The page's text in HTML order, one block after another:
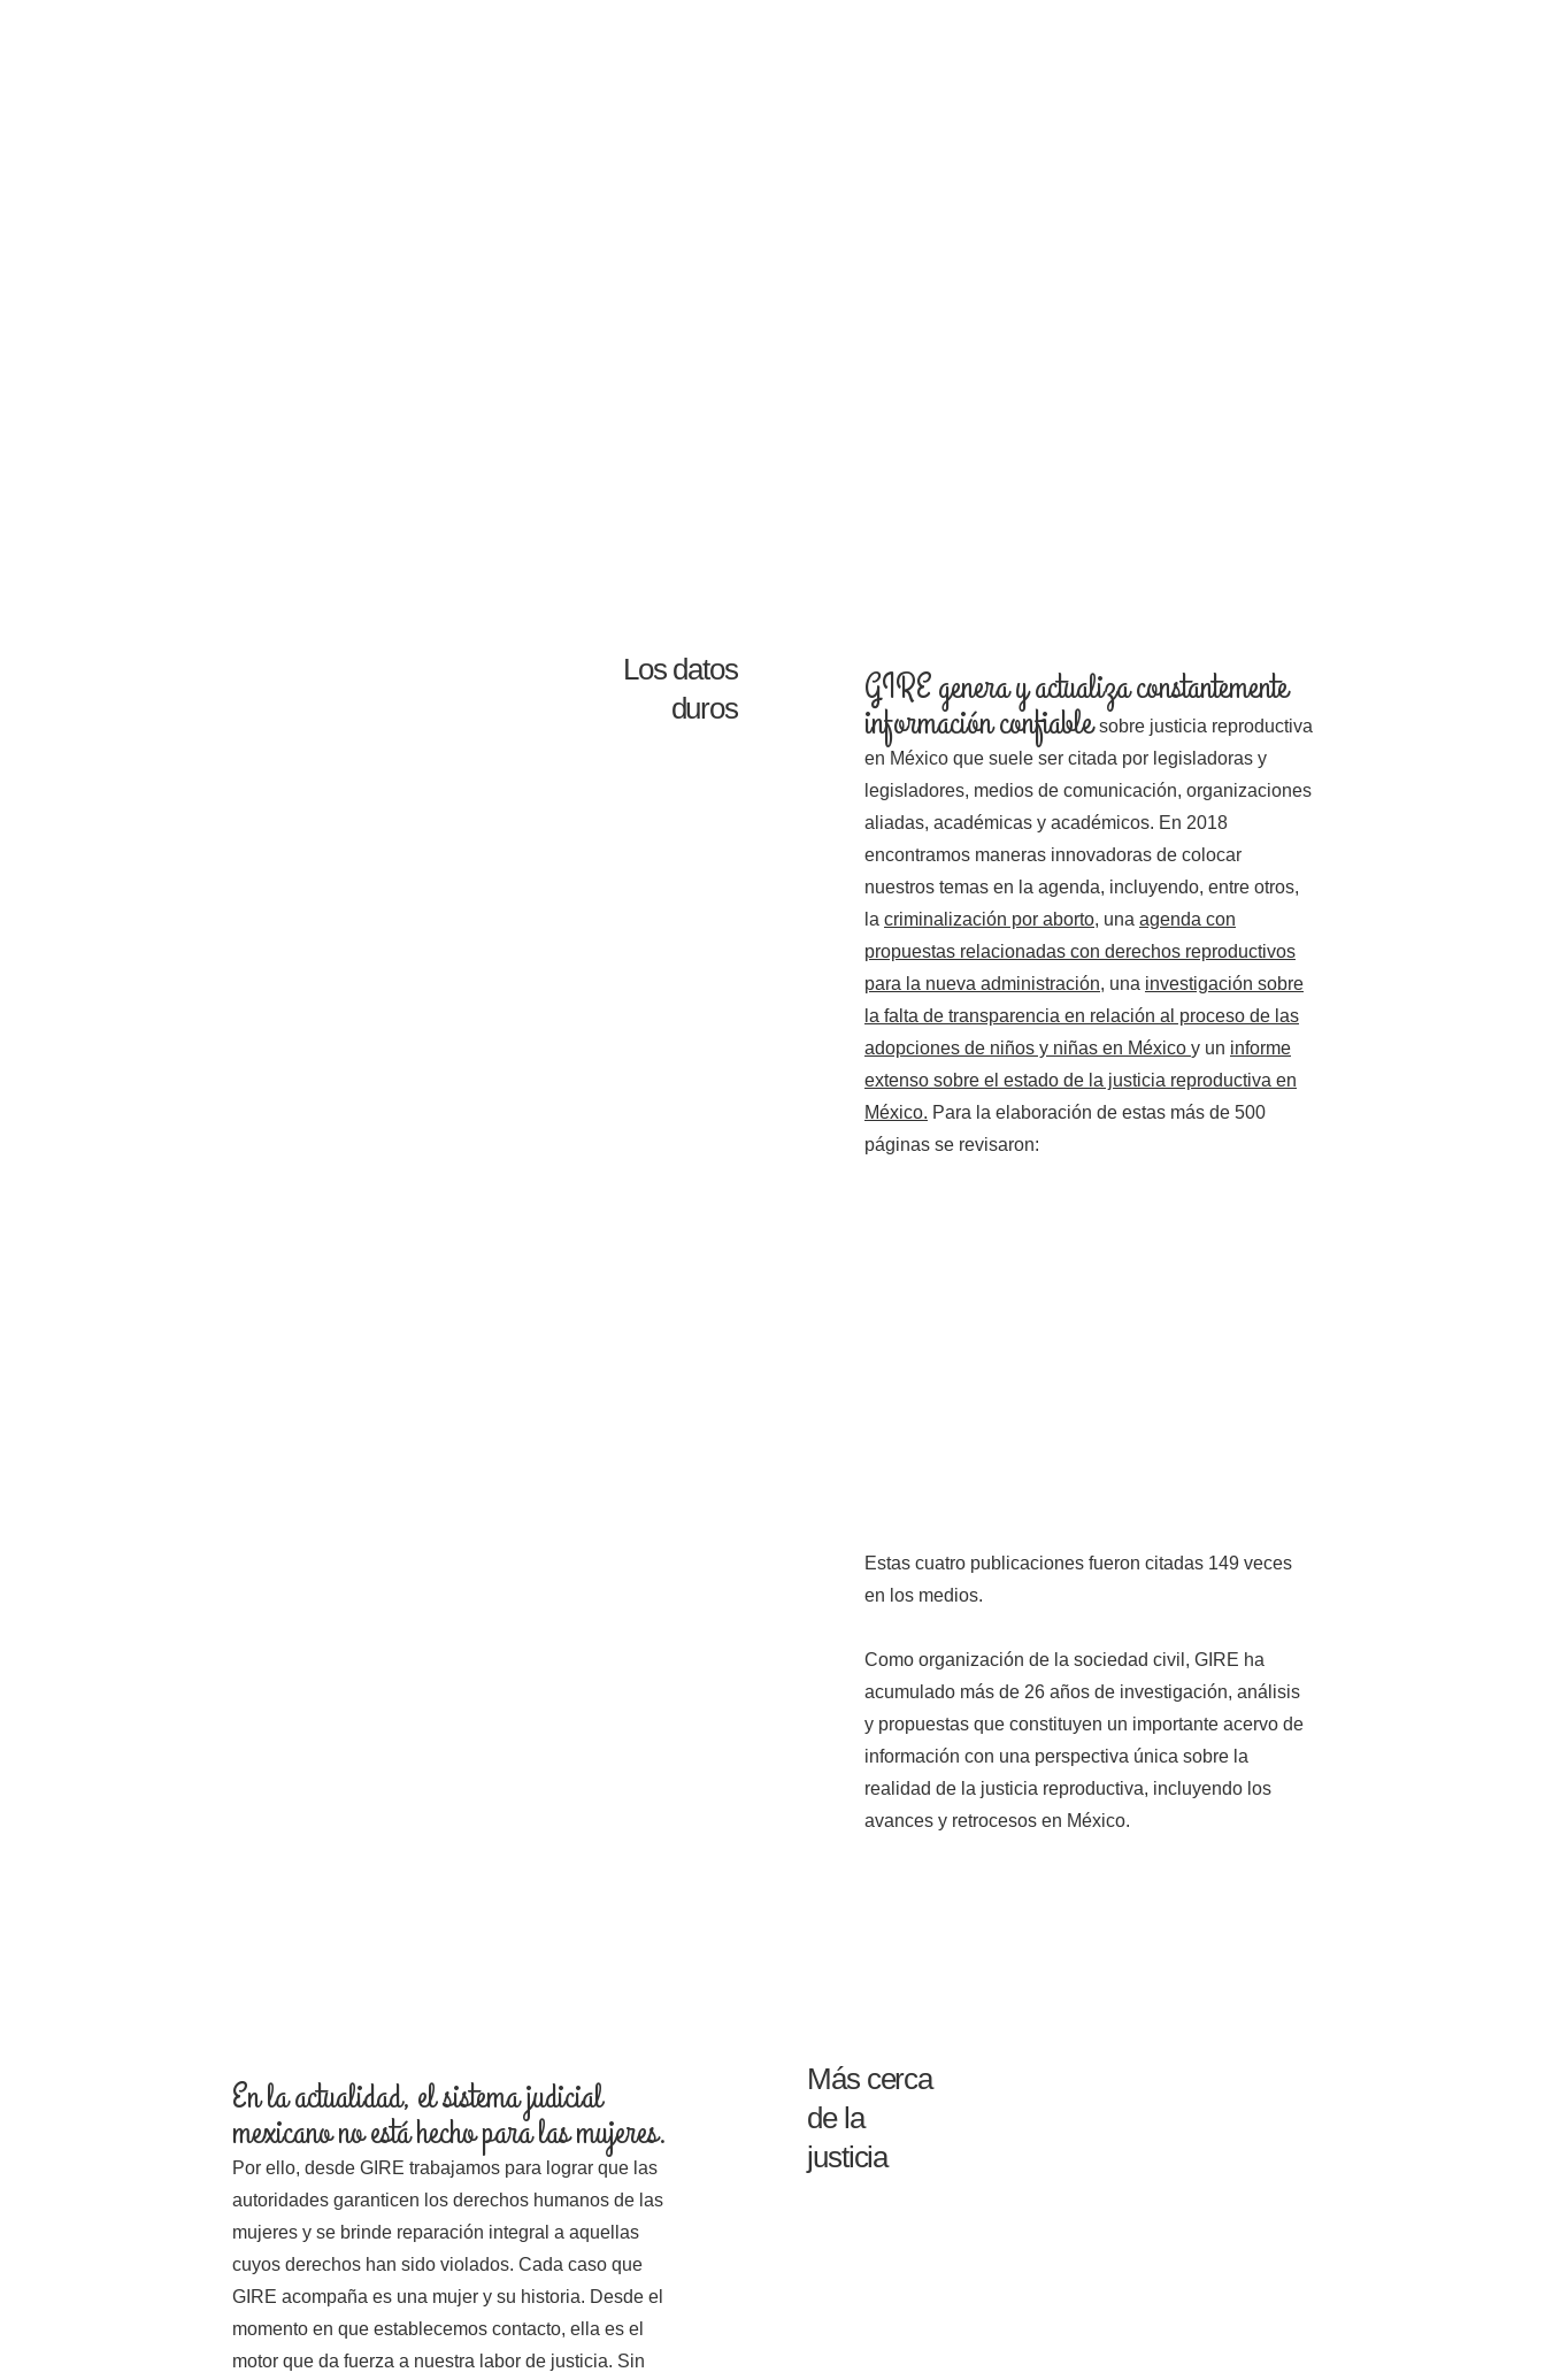
Los datos
duros
GIRE genera y actualiza constantemente
información confiablesobre justicia reproductiva
en México que suele ser citada por legisladoras y
legisladores, medios de comunicación, organizaciones
aliadas, académicas y académicos. En 2018
encontramos maneras innovadoras de colocar
nuestros temas en la agenda, incluyendo, entre otros,
la criminalización por aborto, una agenda con
propuestas relacionadas con derechos reproductivos
para la nueva administración, una investigación sobre
la falta de transparencia en relación al proceso de las
adopciones de niños y niñas en México y un informe
extenso sobre el estado de la justicia reproductiva en
México. Para la elaboración de estas más de 500
páginas se revisaron:
Estas cuatro publicaciones fueron citadas 149 veces
en los medios.
Como organización de la sociedad civil, GIRE ha
acumulado más de 26 años de investigación, análisis
y propuestas que constituyen un importante acervo de
información con una perspectiva única sobre la
realidad de la justicia reproductiva, incluyendo los
avances y retrocesos en México.
En la actualidad, el sistema judicial
mexicano no está hecho para las mujeres.
Por ello, desde GIRE trabajamos para lograr que las
autoridades garanticen los derechos humanos de las
mujeres y se brinde reparación integral a aquellas
cuyos derechos han sido violados. Cada caso que
GIRE acompaña es una mujer y su historia. Desde el
momento en que establecemos contacto, ella es el
motor que da fuerza a nuestra labor de justicia. Sin
Más cerca
de la
justicia